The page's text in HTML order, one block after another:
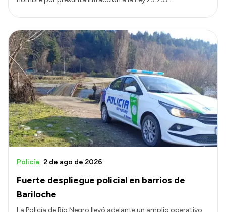
Fuerte despliegue policial en barrios de
Bariloche
Policía 2 de ago de 2026